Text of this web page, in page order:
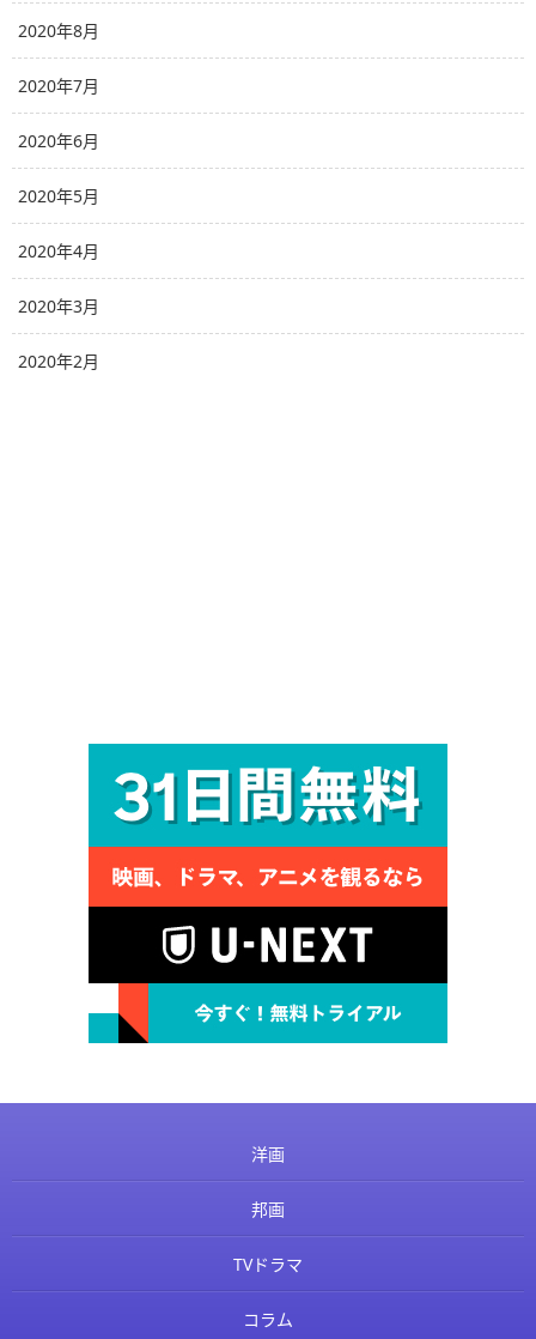
2020年8月
2020年7月
2020年6月
2020年5月
2020年4月
2020年3月
2020年2月
洋画
邦画
TVドラマ
コラム